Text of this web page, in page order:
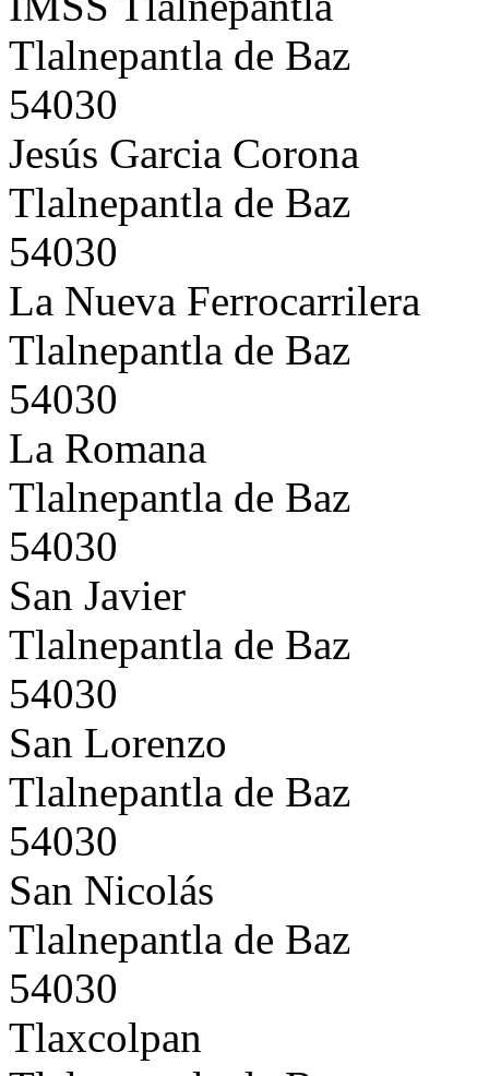
Tlalnepantla de Baz
54030
Jesús Garcia Corona
Tlalnepantla de Baz
54030
La Nueva Ferrocarrilera
Tlalnepantla de Baz
54030
La Romana
Tlalnepantla de Baz
54030
San Javier
Tlalnepantla de Baz
54030
San Lorenzo
Tlalnepantla de Baz
54030
San Nicolás
Tlalnepantla de Baz
54030
Tlaxcolpan